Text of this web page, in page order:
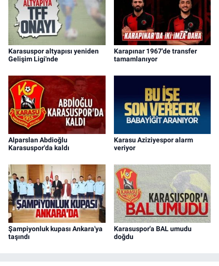
Karasuspor altyapısı yeniden
Gelişim Ligi'nde
Karapınar 1967'de transfer
tamamlanıyor
Alparslan Abdioğlu
Karasuspor'da kaldı
Karasu Aziziyespor alarm
veriyor
Şampiyonluk kupası Ankara'ya
taşındı
Karasuspor'a BAL umudu
doğdu